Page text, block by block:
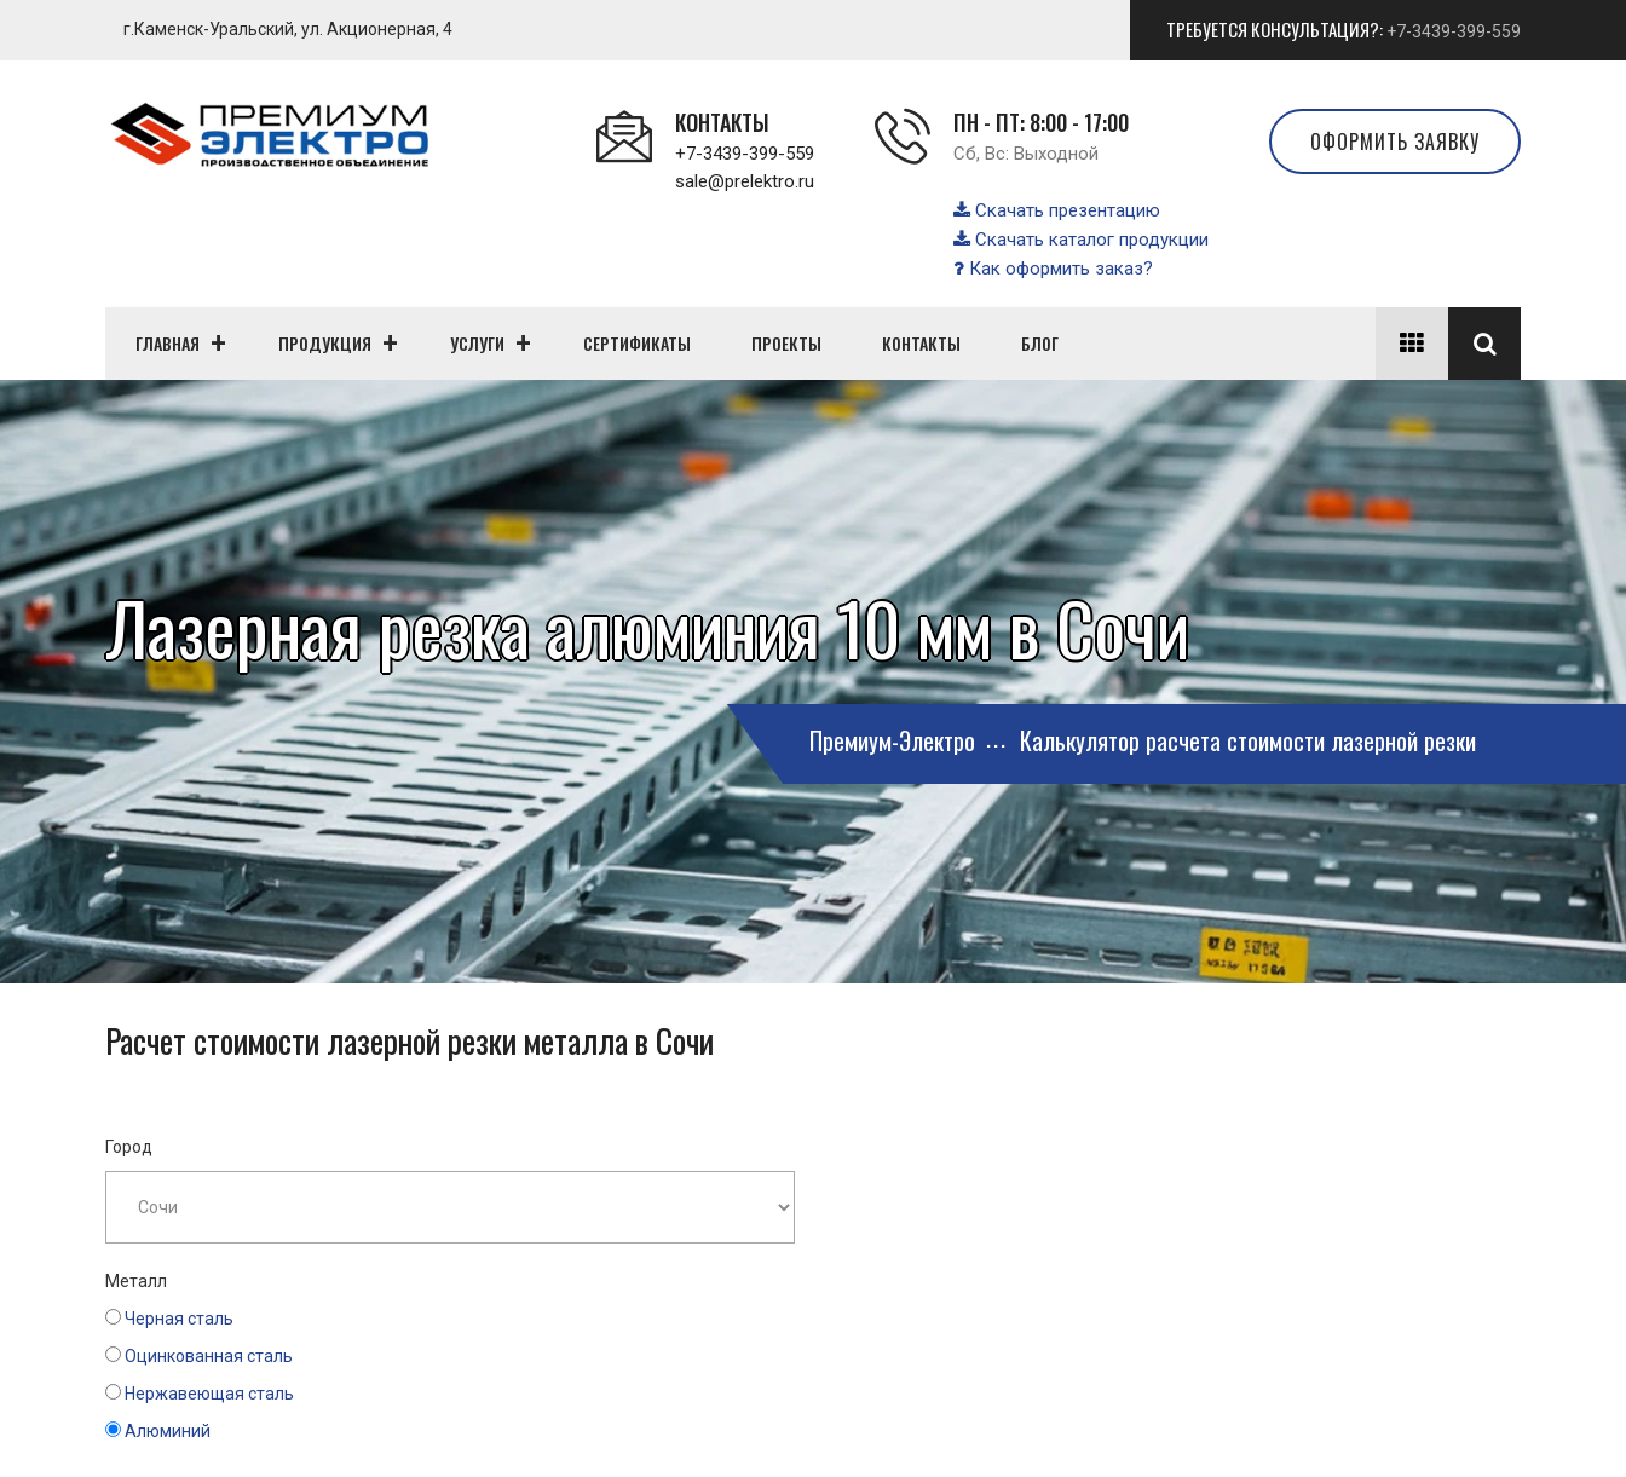
г.Каменск-Уральский, ул. Акционерная, 4 ТРЕБУЕТСЯ КОНСУЛЬТАЦИЯ?: +7-3439-399-559
КОНТАКТЫ
+7-3439-399-559
sale@prelektro.ru
ПН - ПТ: 8:00 - 17:00
Сб, Вс: Выходной
Скачать презентацию
Скачать каталог продукции
Как оформить заказ?
ОФОРМИТЬ ЗАЯВКУ
ГЛАВНАЯ ПРОДУКЦИЯ УСЛУГИ СЕРТИФИКАТЫ ПРОЕКТЫ КОНТАКТЫ БЛОГ
Лазерная резка алюминия 10 мм в Сочи
Премиум-Электро Калькулятор расчета стоимости лазерной резки
Расчет стоимости лазерной резки металла в Сочи
Город
Металл
Черная сталь
Оцинкованная сталь
Нержавеющая сталь
Алюминий